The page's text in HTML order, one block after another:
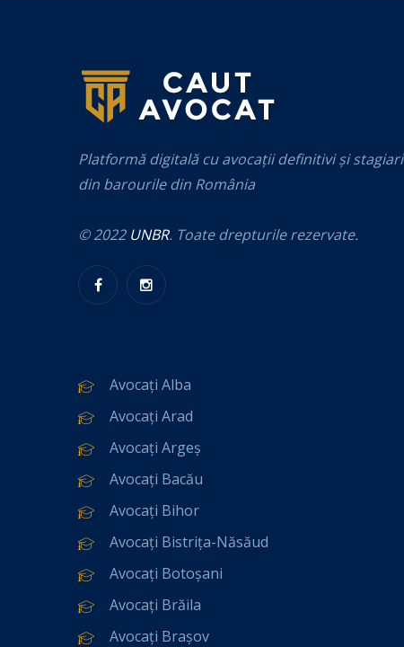
Platformă digitală cu avocații definitivi și stagiari
din barourile din România
© 2022 UNBR. Toate drepturile rezervate.
Avocați Alba
Avocați Arad
Avocați Argeș
Avocați Bacău
Avocați Bihor
Avocați Bistrița-Năsăud
Avocați Botoșani
Avocați Brăila
Avocați Brașov